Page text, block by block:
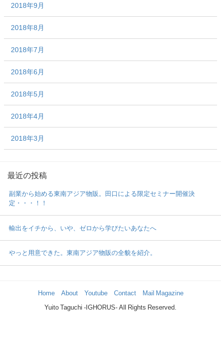
2018年9月
2018年8月
2018年7月
2018年6月
2018年5月
2018年4月
2018年3月
最近の投稿
副業から始める東南アジア物販。田口による限定セミナー開催決
定・・・！！
輸出をイチから、いや、ゼロから学びたいあなたへ
やっと用意できた。東南アジア物販の全貌を紹介。
Home About Youtube Contact Mail Magazine
Yuito Taguchi -IGHORUS- All Rights Reserved.